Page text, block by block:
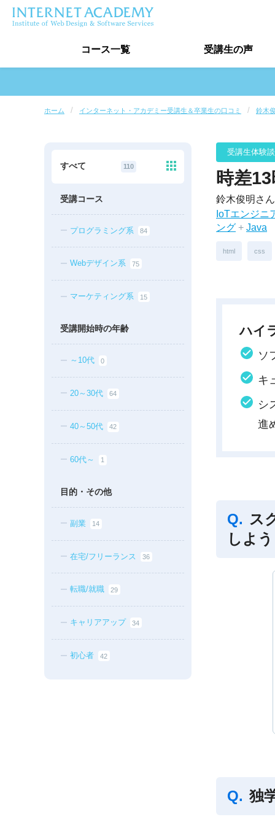
コース一覧 受講生の声
受講生の声トップ
受講生インタビュー
最新口コミ情報
ホーム インターネット・アカデミー受講生＆卒業生の口コミ 鈴木
時差
鈴木俊明さん
IoTエンジニ
ング + Java
html css
ハイ
ソ
キ
シ
進
ス
しよ
独
すべて 110
受講コース
プログラミング系 84
Webデザイン系 75
マーケティング系 15
受講開始時の年齢
～10代 0
20～30代 64
40～50代 42
60代～ 1
目的・その他
副業 14
在宅/フリーランス 36
転職/就職 29
キャリアアップ 34
初心者 42